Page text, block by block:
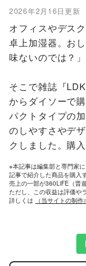
2026年2月16日更新
オフィスやデス
卓上加湿器。お
味ないのでは？
そこで雑誌『
からダイソーで
パクトタイプの
のしやすさやデ
クしました。購
※本記事は編集部と専門家
記事で紹介した商品を購入
売上の一部が360LiFE（晋
ただし、この収益は評価や
詳しくは
（当サイトの制作